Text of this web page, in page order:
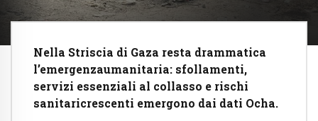
Nella Striscia di Gaza resta drammatica
l’emergenzaumanitaria: sfollamenti,
servizi essenziali al collasso e rischi
sanitaricrescenti emergono dai dati Ocha.